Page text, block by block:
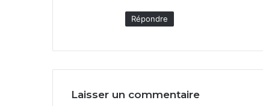
Répondre
Laisser un commentaire